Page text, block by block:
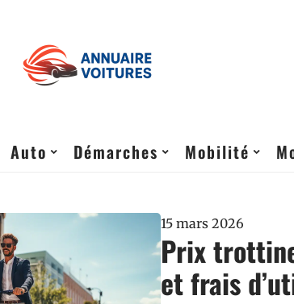
Auto Démarches Mobilité
15 mars 2026
Prix
et frais